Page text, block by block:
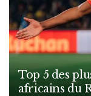
Top 5 des
africains du